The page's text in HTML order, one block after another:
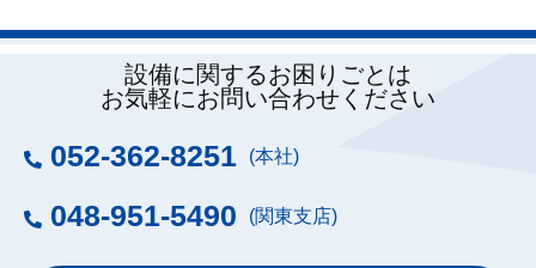
設備に関するお困りごとは
お気軽にお問い合わせください
052-362-8251 (本社)
048-951-5490 (関東支店)